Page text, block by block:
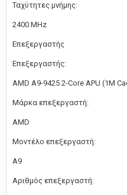
Ταχύτητες μνήμης:
2400 MHz
Επεξεργαστής
Επεξεργαστής:
AMD A9-9425 2-Core APU (1M
Μάρκα επεξεργαστή:
AMD
Μοντέλο επεξεργαστή:
A9
Αριθμός επεξεργαστή: